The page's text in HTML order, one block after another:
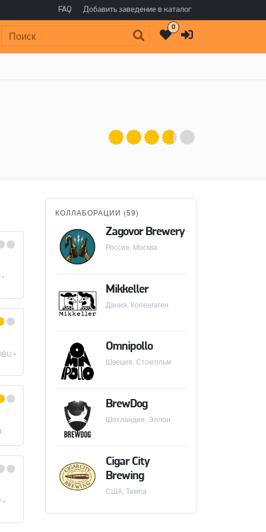
FAQ Добавить заведение в каталог
Поиск: 0
•
КОЛЛАБОРАЦИИ (59)
Zagovor Brewery
Россия, Москва
Mikkeller
Дания, Копенгаген
Omnipollo
Швеция, Стокгольм
BrewDog
Шотландия, Эллон
Cigar City
Brewing
США, Тампа